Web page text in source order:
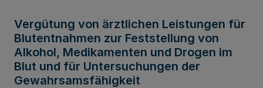
Vergütung von ärztlichen Leistungen für
Blutentnahmen zur Feststellung von
Alkohol, Medikamenten und Drogen im
Blut und für Untersuchungen der
Gewahrsamsfähigkeit